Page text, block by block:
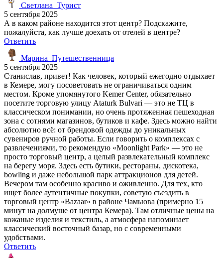
Светлана_Турист
5 сентября 2025
А в каком районе находится этот центр? Подскажите,
пожалуйста, как лучше доехать от отелей в центре?
Ответить
Марина_Путешественница
5 сентября 2025
Станислав, привет! Как человек, который ежегодно отдыхает
в Кемере, могу посоветовать не ограничиваться одним
местом. Кроме упомянутого Kemer Center, обязательно
посетите торговую улицу Ataturk Bulvari — это не ТЦ в
классическом понимании, но очень протяженная пешеходная
зона с сотнями магазинов, бутиков и кафе. Здесь можно найти
абсолютно всё: от брендовой одежды до уникальных
сувениров ручной работы. Если говорить о комплексах с
развлечениями, то рекомендую «Moonlight Park» — это не
просто торговый центр, а целый развлекательный комплекс
на берегу моря. Здесь есть бутики, рестораны, дискотека,
bowling и даже небольшой парк аттракционов для детей.
Вечером там особенно красиво и оживленно. Для тех, кто
ищет более аутентичные покупки, советую съездить в
торговый центр «Bazaar» в районе Чамьюва (примерно 15
минут на долмуше от центра Кемера). Там отличные цены на
кожаные изделия и текстиль, а атмосфера напоминает
классический восточный базар, но с современными
удобствами.
Ответить